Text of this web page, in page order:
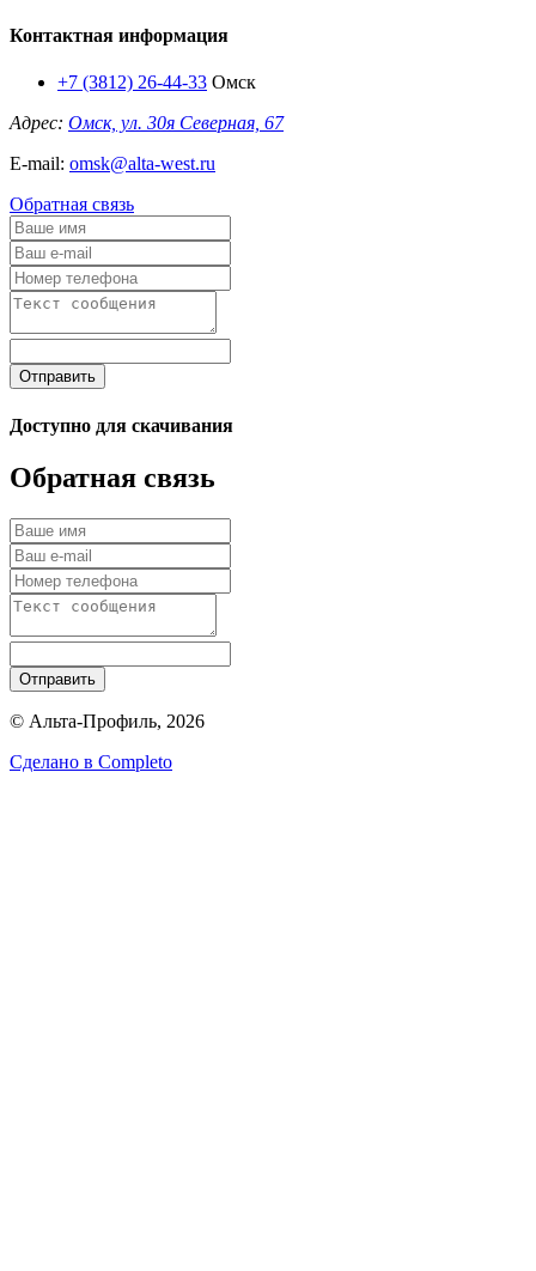
Контактная информация
+7 (3812) 26-44-33 Омск
Адрес: Омск, ул. 30я Северная, 67
E-mail: omsk@alta-west.ru
Обратная связь
Отправить
Доступно для скачивания
Обратная связь
Отправить
© Альта-Профиль, 2026
Сделано в Completo